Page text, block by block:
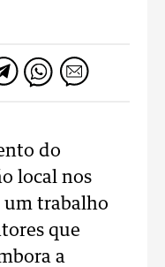
do
local nos
um trabalho
que
a